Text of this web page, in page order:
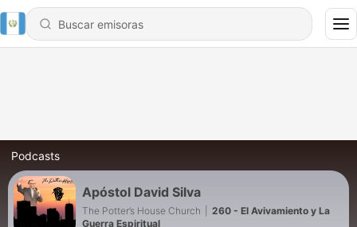
Podcasts
Apóstol David Silva
The Potter’s House Church
260 - El Avivamiento y La
Guerra Espiritual